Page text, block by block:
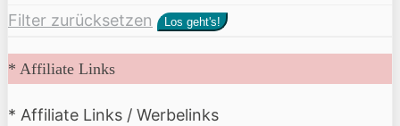
Filter zurücksetzen
Los geht's!
* Affiliate Links
* Affiliate Links / Werbelinks